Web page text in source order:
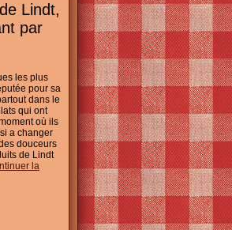
Lindt,
par
les plus
pour sa
dans le
qui ont
où ils
a changer
douceurs
de Lindt
la